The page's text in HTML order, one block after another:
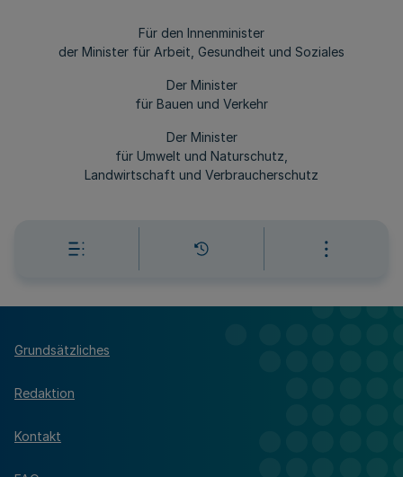
Für den Innenminister
der Minister für Arbeit, Gesundheit und Soziales
Der Minister
für Bauen und Verkehr
Der Minister
für Umwelt und Naturschutz,
Landwirtschaft und Verbraucherschutz
Grundsätzliches
Redaktion
Kontakt